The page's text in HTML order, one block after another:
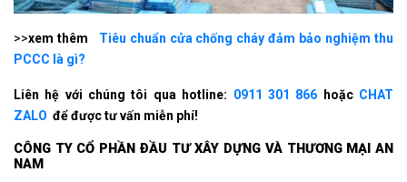
>>xem thêm
Tiêu chuẩn cửa chống cháy đảm bảo nghiệm thu
PCCC là gì?
Liên hệ với chúng tôi qua hotline: 0911 301 866 hoặcCHAT
ZALO để được tư vấn miễn phí!
CÔNG TY CỔ PHẦN ÐẦU TƯ XÂY DỰNG VÀ THƯƠNG MẠI AN
NAM